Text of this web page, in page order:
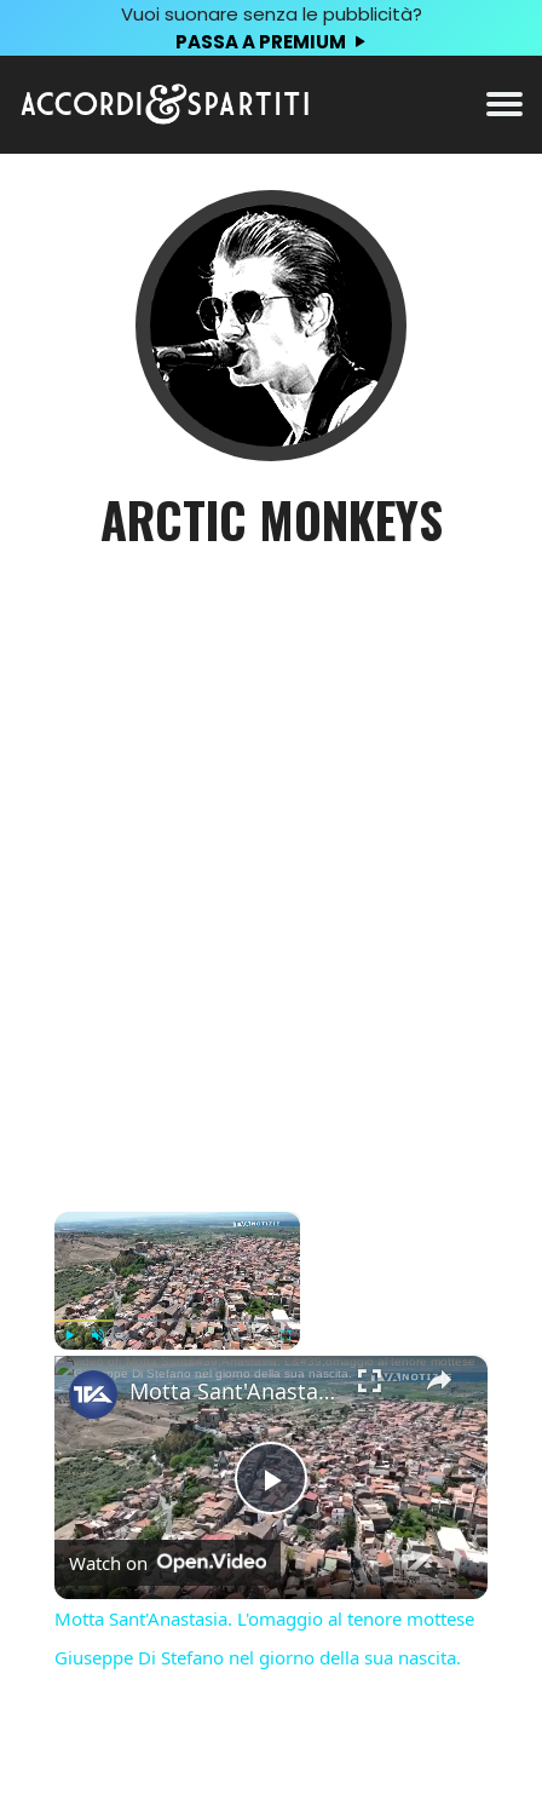
Vuoi suonare senza le pubblicità?
PASSA A PREMIUM
ARCTIC MONKEYS
×
Play Unmute Fullscreen
Now Playing
×
Play
Video
Motta Sant'Anastasia. L'omaggio al tenore mottese Giuseppe Di Stefano nel giorno della sua nascita.
Watch on
Motta Sant'Anastasia. L'omaggio al tenore mottese
Giuseppe Di Stefano nel giorno della sua nascita.